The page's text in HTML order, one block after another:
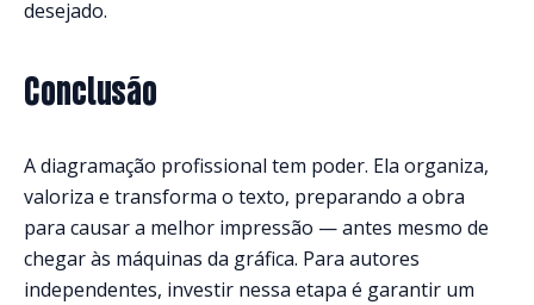
desejado.
Conclusão
A diagramação profissional tem poder. Ela organiza,
valoriza e transforma o texto, preparando a obra
para causar a melhor impressão — antes mesmo de
chegar às máquinas da gráfica. Para autores
independentes, investir nessa etapa é garantir um